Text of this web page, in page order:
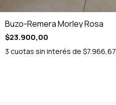
Buzo-Remera Morley Rosa
$23.900,00
3 cuotas sin interés de $7.966,67